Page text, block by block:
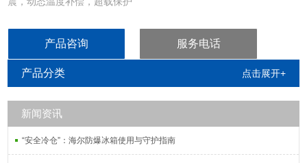
产品咨询 服务电话
产品分类 点击展开+
新闻资讯
“安全冷仓”：海尔防爆冰箱使用与守护指南